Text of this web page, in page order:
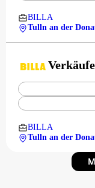
BILLA
Tulln an der
BILLA
Tulln an der